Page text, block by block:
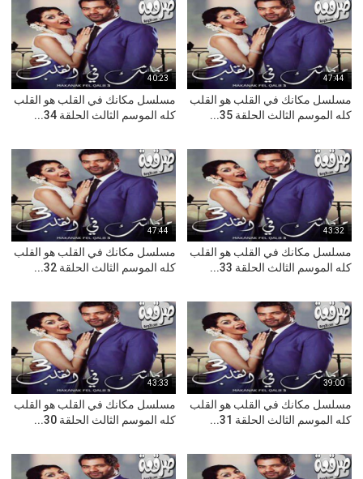
47:44
مسلسل مكانك في القلب هو القلب
كله الموسم الثالث الحلقة 35...
40:23
مسلسل مكانك في القلب هو القلب
كله الموسم الثالث الحلقة 34...
43:32
مسلسل مكانك في القلب هو القلب
كله الموسم الثالث الحلقة 33...
47:44
مسلسل مكانك في القلب هو القلب
كله الموسم الثالث الحلقة 32...
39:00
مسلسل مكانك في القلب هو القلب
كله الموسم الثالث الحلقة 31...
43:33
مسلسل مكانك في القلب هو القلب
كله الموسم الثالث الحلقة 30...